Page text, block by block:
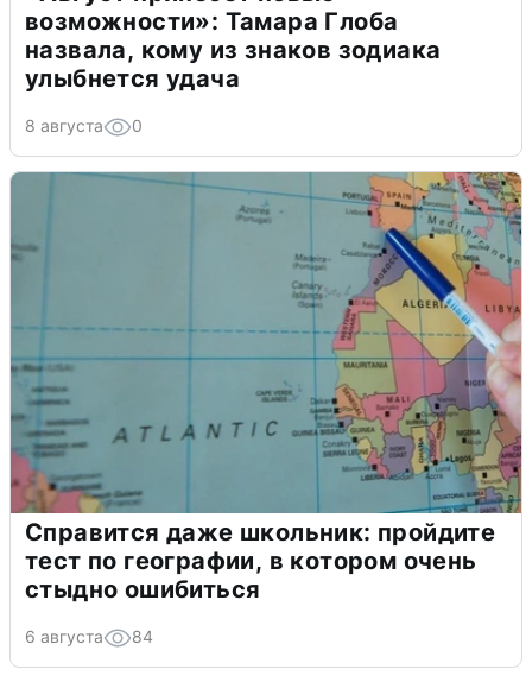
возможности»: Тамара Глоба
назвала, кому из знаков зодиака
улыбнется удача
8 августа 0
Справится даже школьник: пройдите
тест по географии, в котором очень
стыдно ошибиться
6 августа 84